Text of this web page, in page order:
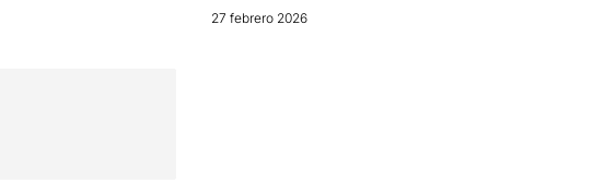
27 febrero 2026